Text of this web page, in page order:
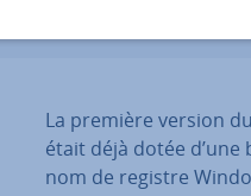
La première version
était déjà dotée
nom de registre